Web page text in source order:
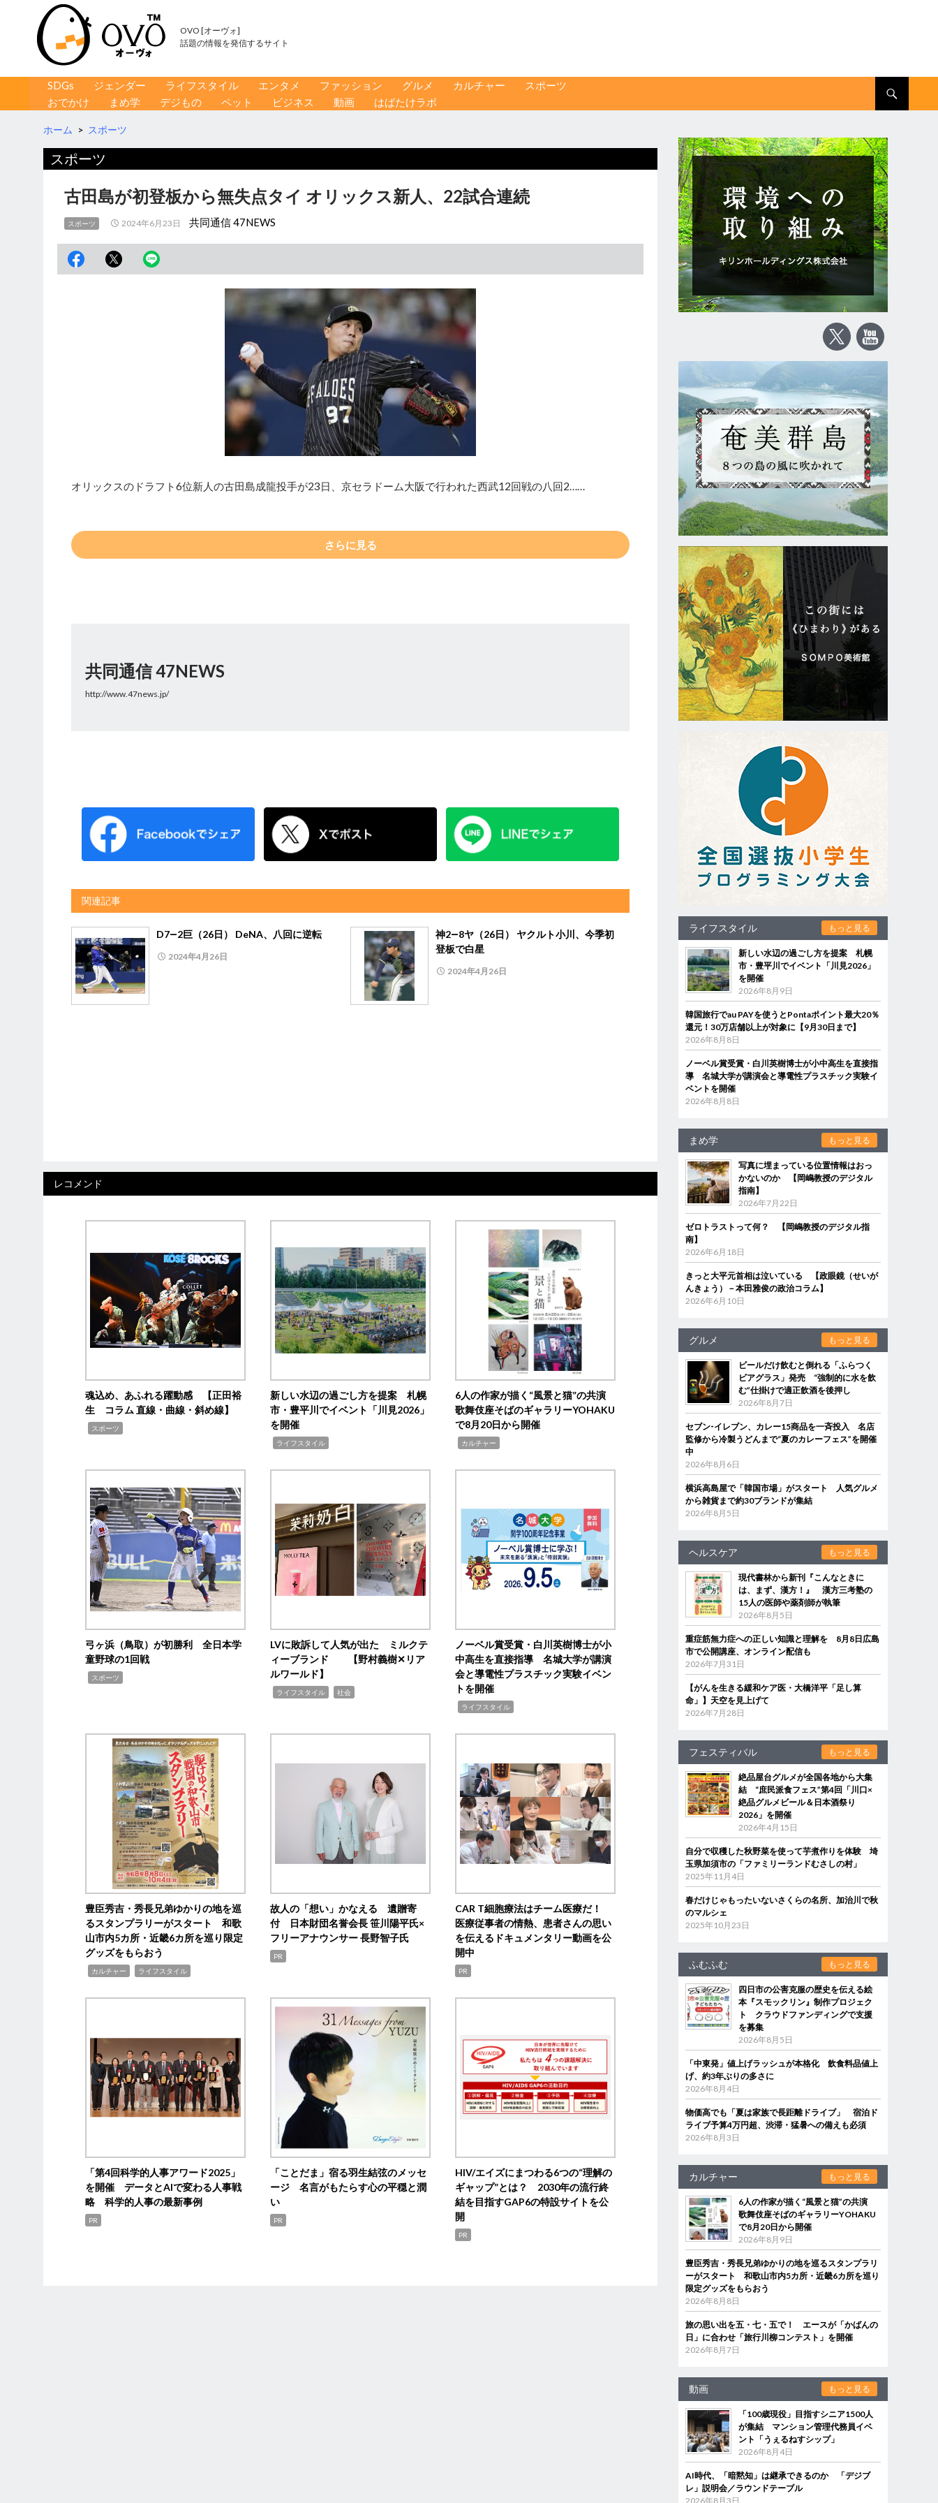
OVO [オーヴォ]
話題の情報を発信するサイト
コンテンツへ移動
SDGs ジェンダー ライフスタイル エンタメ ファッション グルメ カルチャー
スポーツ
おでかけ
まめ学 デジもの ペット ビジネス 動画 はばたけラボ
ホーム > スポーツ
スポーツ
古田島が初登板から無失点タイ オリックス新人、22試合連続
スポーツ 2024年6月23日 共同通信 47NEWS
オリックスのドラフト6位新人の古田島成龍投手が23日、京セラドーム大阪で行われた西武12回戦の八回2……
さらに見る
共同通信 47NEWS
http://www.47news.jp/
関連記事
D7―2巨（26日） DeNA、八回に逆転
2024年4月26日
神2―8ヤ（26日） ヤクルト小川、今季初
登板で白星
2024年4月26日
レコメンド
魂込め、あふれる躍動感 【正田裕
生 コラム 直線・曲線・斜め線】
スポーツ
新しい水辺の過ごし方を提案 札幌
市・豊平川でイベント「川見2026」
を開催
ライフスタイル
6人の作家が描く“風景と猫”の共演
歌舞伎座そばのギャラリーYOHAKU
で8月20日から開催
カルチャー
弓ヶ浜（鳥取）が初勝利 全日本学
童野球の1回戦
スポーツ
LVに敗訴して人気が出た ミルクテ
ィーブランド 【野村義樹✕リア
ルワールド】
ライフスタイル 社会
ノーベル賞受賞・白川英樹博士が小
中高生を直接指導 名城大学が講演
会と導電性プラスチック実験イベン
トを開催
ライフスタイル
豊臣秀吉・秀長兄弟ゆかりの地を巡
るスタンプラリーがスタート 和歌
山市内5カ所・近畿6カ所を巡り限定
グッズをもらおう
カルチャー ライフスタイル
故人の「想い」かなえる 遺贈寄
付 日本財団名誉会長 笹川陽平氏×
フリーアナウンサー 長野智子氏
PR
CAR T細胞療法はチーム医療だ！
医療従事者の情熱、患者さんの思い
を伝えるドキュメンタリー動画を公
開中
PR
「第4回科学的人事アワード2025」
を開催 データとAIで変わる人事戦
略 科学的人事の最新事例
PR
「ことだま」宿る羽生結弦のメッセ
ージ 名言がもたらす心の平穏と潤
い
PR
HIV/エイズにまつわる6つの“理解の
ギャップ”とは？ 2030年の流行終
結を目指すGAP6の特設サイトを公
開
PR
ライフスタイル もっと見る
新しい水辺の過ごし方を提案 札幌
市・豊平川でイベント「川見2026」
を開催
2026年8月9日
韓国旅行でau PAYを使うとPontaポイント最大20％
還元！30万店舗以上が対象に【9月30日まで】
2026年8月8日
ノーベル賞受賞・白川英樹博士が小中高生を直接指
導 名城大学が講演会と導電性プラスチック実験イ
ベントを開催
2026年8月8日
まめ学 もっと見る
写真に埋まっている位置情報はおっ
かないのか 【岡嶋教授のデジタル
指南】
2026年7月22日
ゼロトラストって何？ 【岡嶋教授のデジタル指
南】
2026年6月18日
きっと大平元首相は泣いている 【政眼鏡（せいが
んきょう）－本田雅俊の政治コラム】
2026年6月10日
グルメ もっと見る
ビールだけ飲むと倒れる「ふらつく
ビアグラス」発売 “強制的に水を飲
む”仕掛けで適正飲酒を後押し
2026年8月7日
セブン‐イレブン、カレー15商品を一斉投入 名店
監修から冷製うどんまで“夏のカレーフェス”を開催
中
2026年8月6日
横浜高島屋で「韓国市場」がスタート 人気グルメ
から雑貨まで約30ブランドが集結
2026年8月5日
ヘルスケア もっと見る
現代書林から新刊『こんなときに
は、まず、漢方！』 漢方三考塾の
15人の医師や薬剤師が執筆
2026年8月5日
重症筋無力症への正しい知識と理解を 8月8日広島
市で公開講座、オンライン配信も
2026年7月31日
【がんを生きる緩和ケア医・大橋洋平「足し算
命」】天空を見上げて
2026年7月28日
フェスティバル もっと見る
絶品屋台グルメが全国各地から大集
結 “庶民派食フェス”第4回「川口×
絶品グルメビール＆日本酒祭り
2026」を開催
2026年4月15日
自分で収穫した秋野菜を使って芋煮作りを体験 埼
玉県加須市の「ファミリーランドむさしの村」
2025年11月4日
春だけじゃもったいないさくらの名所、加治川で秋
のマルシェ
2025年10月23日
ふむふむ もっと見る
四日市の公害克服の歴史を伝える絵
本『スモックリン』制作プロジェク
ト クラウドファンディングで支援
を募集
2026年8月5日
「中東発」値上げラッシュが本格化 飲食料品値上
げ、約3年ぶりの多さに
2026年8月4日
物価高でも「夏は家族で長距離ドライブ」 宿泊ド
ライブ予算4万円超、渋滞・猛暑への備えも必須
2026年8月3日
カルチャー もっと見る
6人の作家が描く“風景と猫”の共演
歌舞伎座そばのギャラリーYOHAKU
で8月20日から開催
2026年8月9日
豊臣秀吉・秀長兄弟ゆかりの地を巡るスタンプラリ
ーがスタート 和歌山市内5カ所・近畿6カ所を巡り
限定グッズをもらおう
2026年8月8日
旅の思い出を五・七・五で！ エースが「かばんの
日」に合わせ「旅行川柳コンテスト」を開催
2026年8月7日
動画 もっと見る
「100歳現役」目指すシニア1500人
が集結 マンション管理代務員イベ
ント「うぇるねすシップ」
2026年8月4日
AI時代、「暗黙知」は継承できるのか 「デジブ
レ」説明会／ラウンドテーブル
2026年8月3日